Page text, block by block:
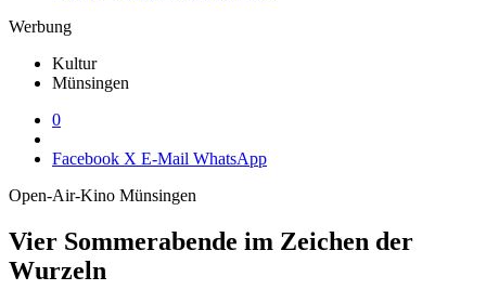
Werbung
Kultur
Münsingen
0
Facebook X E-Mail WhatsApp
Open-Air-Kino Münsingen
Vier Sommerabende im Zeichen der
Wurzeln